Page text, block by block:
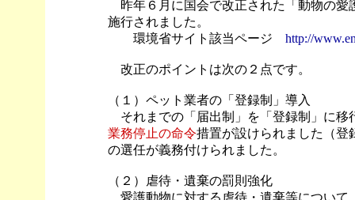
昨年６月に国会で改正された「動物の愛
施行されました。
環境省サイト該当ページ http://
改正のポイントは次の２点です。
（１）ペット業者の「登録制」導入
それまでの「届出制」を「登録制」に移
業務停止の命令措置が設けられました（登
の選任が義務付けられました。
（２）虐待・遺棄の罰則強化
愛護動物に対する虐待・遺棄等について